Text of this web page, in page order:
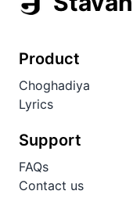
Product
Choghadiya
Lyrics
Support
FAQs
Contact us